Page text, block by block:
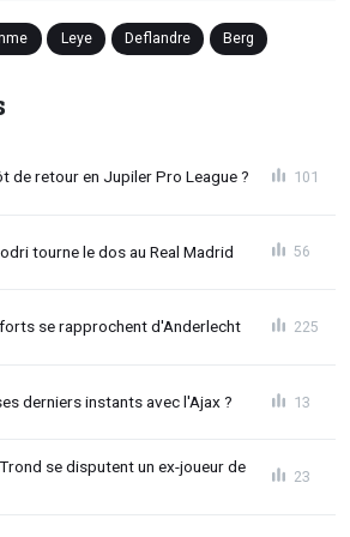
Leye Deflandre Berg
de retour en Jupiler Pro League ? 101
tourne le dos au Real Madrid 56
se rapprochent d'Anderlecht 225
derniers instants avec l'Ajax ? 13
se disputent un ex-joueur de
23